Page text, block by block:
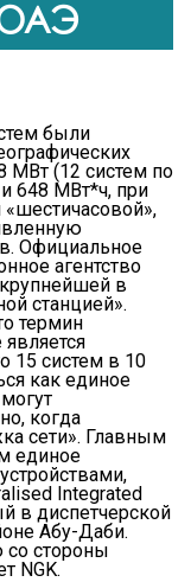
ОАЭ
были
МВт (12 систем по
648 МВт*ч, при
«шестичасовой»,
Официальное
агентство
в
станцией».
термин
15 систем в 10
как единое
когда
сети». Главным
единое
Integrated
в диспетчерской
Абу-Даби.
стороны
NGK.